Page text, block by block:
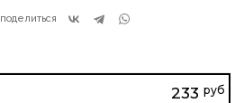
поделиться
233 руб